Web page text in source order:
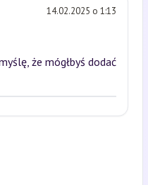
14.02.2025 o 1:13
że mógłbyś dodać